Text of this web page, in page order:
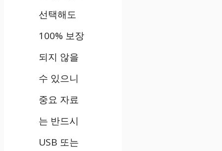
선택해도
100% 보장
되지 않을
수 있으니
중요 자료
는 반드시
USB 또는